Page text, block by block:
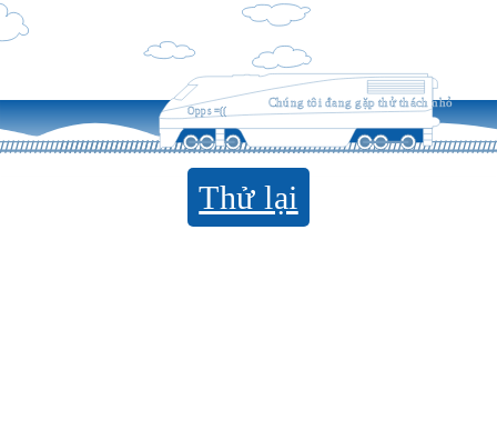
Opps =((
Chúng tôi đang gặp thử thách nhỏ
Thử lại